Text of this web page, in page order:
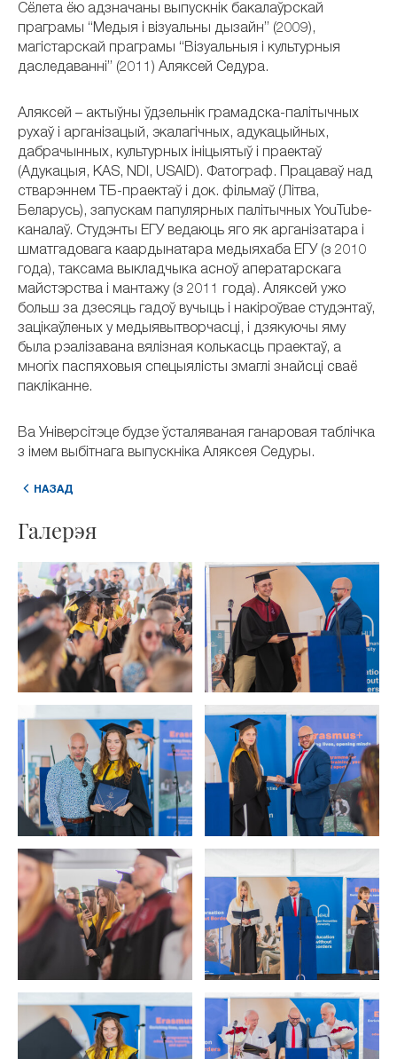
Сёлета ёю адзначаны выпускнік бакалаўрскай
праграмы “Медыя і візуальны дызайн” (2009),
магістарскай праграмы “Візуальныя і культурныя
даследаванні” (2011) Аляксей Седура.
Аляксей – актыўны ўдзельнік грамадска-палітычных
рухаў і арганізацый, экалагічных, адукацыйных,
дабрачынных, культурных ініцыятыў і праектаў
(Адукацыя, KAS, NDI, USAID). Фатограф. Працаваў над
стварэннем ТБ-праектаў і док. фільмаў (Літва,
Беларусь), запускам папулярных палітычных YouTube-
каналаў. Студэнты ЕГУ ведаюць яго як арганізатара і
шматгадовага каардынатара медыяхаба ЕГУ (з 2010
года), таксама выкладчыка асноў аператарскага
майстэрства і мантажу (з 2011 года). Аляксей ужо
больш за дзесяць гадоў вучыць і накіроўвае студэнтаў,
зацікаўленых у медыявытворчасці, і дзякуючы яму
была рэалізавана вялізная колькасць праектаў, а
многіх паспяховыя спецыялісты змаглі знайсці сваё
пакліканне.
Ва Універсітэце будзе ўсталяваная ганаровая таблічка
з імем выбітнага выпускніка Аляксея Седуры.
НАЗАД
Галерэя